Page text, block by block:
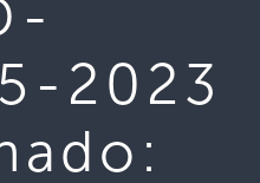
2023